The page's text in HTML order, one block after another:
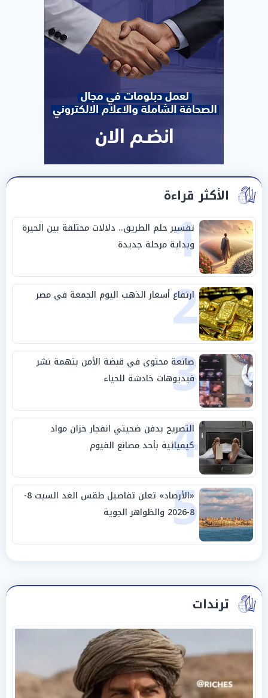
الأكثر قراءة
1
تفسير حلم الطريق.. دلالات مختلفة بين الحيرة
وبداية مرحلة جديدة
2
ارتفاع أسعار الذهب اليوم الجمعة في مصر
3
صانعة محتوى في قبضة الأمن بتهمة نشر
فيديوهات خادشة للحياء
4
التصريح بدفن ضحيتي انفجار خزان مواد
كيميائية بأحد مصانع الفيوم
5
«الأرصاد» تعلن تفاصيل طقس الغد السبت 8-
8-2026 والظواهر الجوية
ترندات